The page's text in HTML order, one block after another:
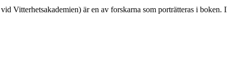
Vitterhetsakademien) är en av forskarna som porträtteras i boken.